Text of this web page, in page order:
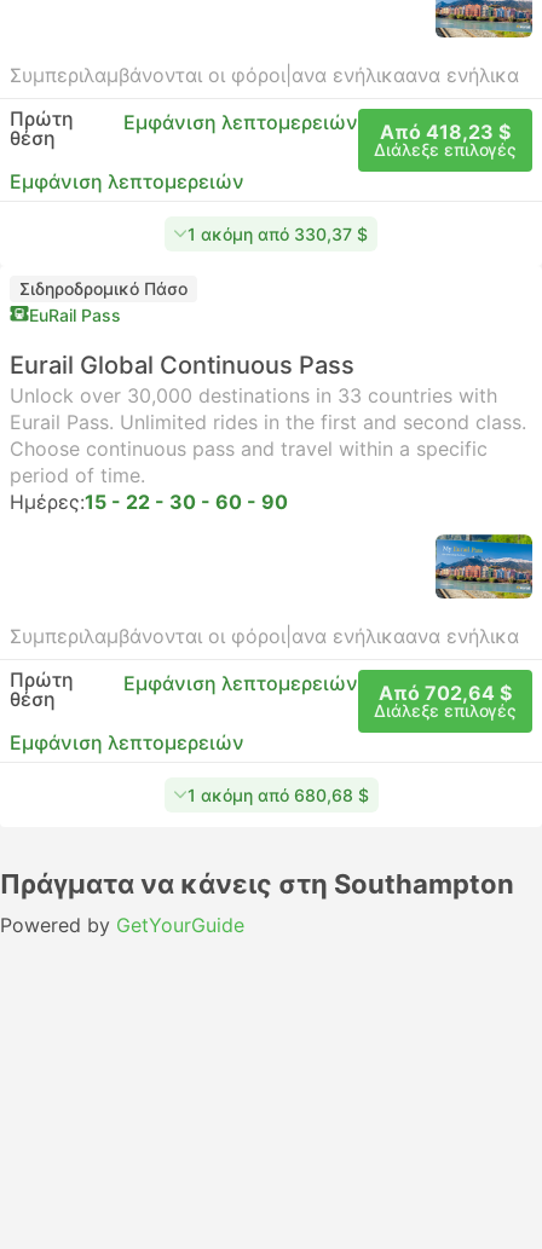
Συμπεριλαμβάνονται οι φόροι ανα ενήλικαανα ενήλικα
Πρώτη
θέση
Εμφάνιση λεπτομερειών Από 418,23 $
Διάλεξε επιλογές
Εμφάνιση λεπτομερειών
1 ακόμη από 330,37 $
Σιδηροδρομικό Πάσο
EuRail Pass
Eurail Global Continuous Pass
Unlock over 30,000 destinations in 33 countries with
Eurail Pass. Unlimited rides in the first and second class.
Choose continuous pass and travel within a specific
period of time.
Ημέρες:15 - 22 - 30 - 60 - 90
Συμπεριλαμβάνονται οι φόροι ανα ενήλικαανα ενήλικα
Πρώτη
θέση
Εμφάνιση λεπτομερειών Από 702,64 $
Διάλεξε επιλογές
Εμφάνιση λεπτομερειών
1 ακόμη από 680,68 $
Πράγματα να κάνεις στη Southampton
Powered by GetYourGuide